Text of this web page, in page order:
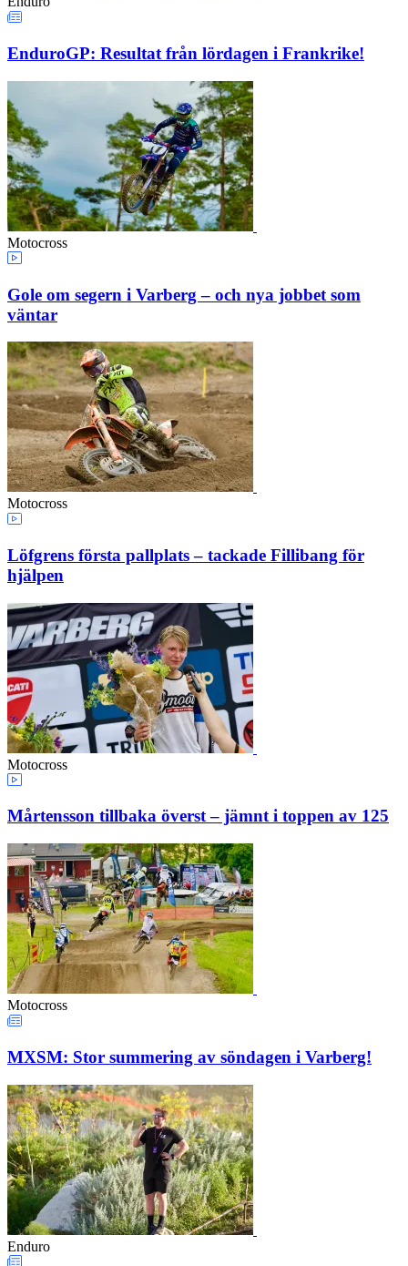
EnduroGP: Resultat från lördagen i Frankrike!
Motocross
Gole om segern i Varberg – och nya jobbet som
väntar
Motocross
Löfgrens första pallplats – tackade Fillibang för
hjälpen
Motocross
Mårtensson tillbaka överst – jämnt i toppen av 125
Motocross
MXSM: Stor summering av söndagen i Varberg!
Enduro